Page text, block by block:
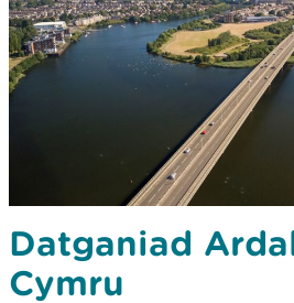
Datganiad
Cymru